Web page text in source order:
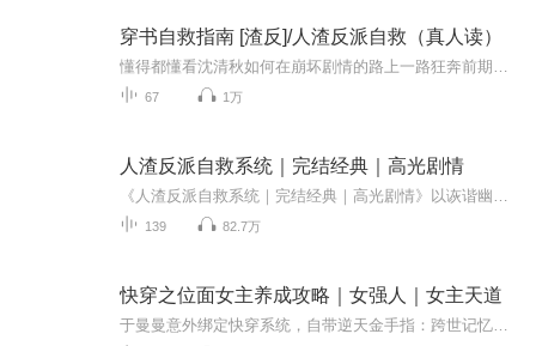
穿书自救指南 [渣反]/人渣反派自救（真人读）
67 1万
人渣反派自救系统｜完结经典｜高光剧情
139 82.7万
快穿之位面女主养成攻略｜女强人｜女主天道